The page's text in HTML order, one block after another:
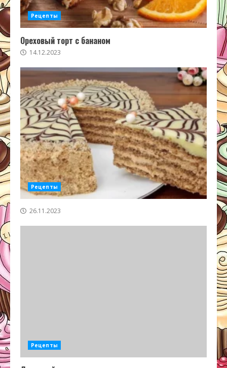
Рецепты
Ореховый торт с бананом
14.12.2023
Рецепты
26.11.2023
Рецепты